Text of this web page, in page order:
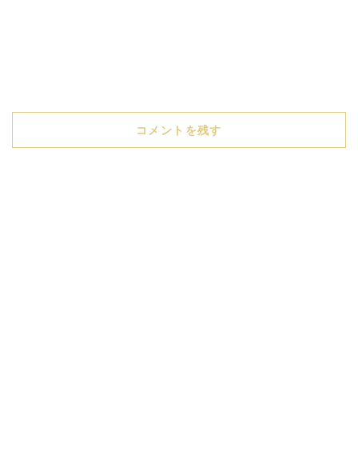
コメントを残す